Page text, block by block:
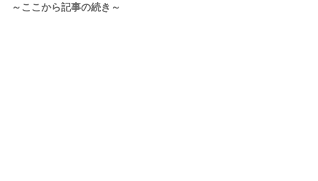
～ここから記事の続き～